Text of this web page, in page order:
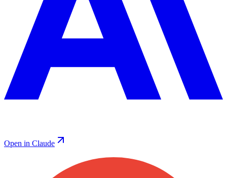
Open in Claude